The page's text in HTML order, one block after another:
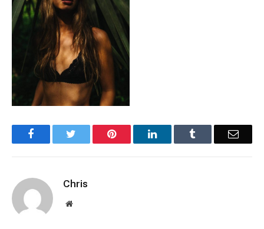
Facebook Pinterest LinkedIn Email
Chris
Website